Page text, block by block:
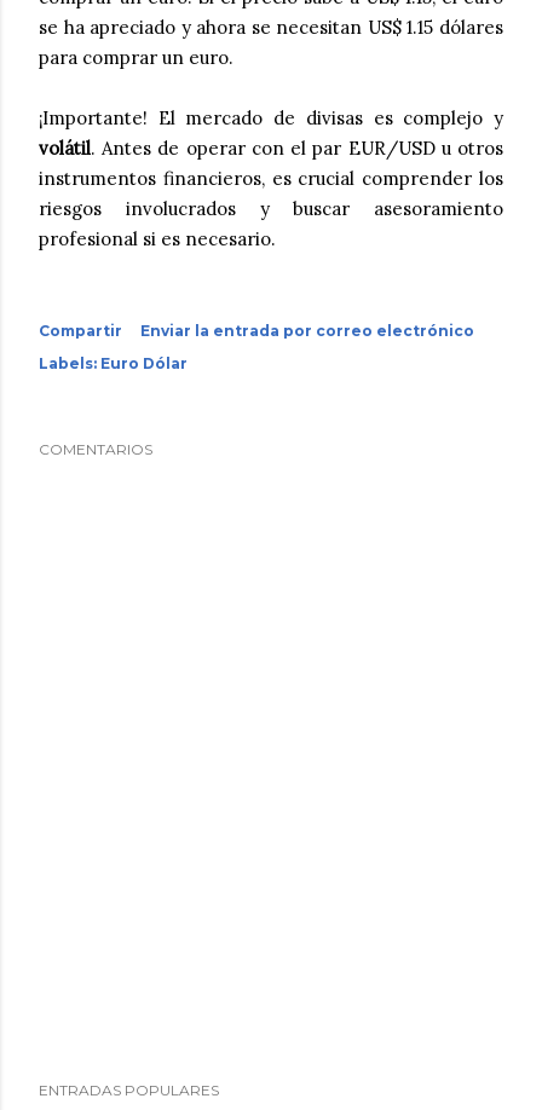
se ha apreciado y ahora se necesitan US$ 1.15 dólares
para comprar un euro.
¡Importante! El mercado de divisas es complejo y
volátil. Antes de operar con el par EUR/USD u otros
instrumentos financieros, es crucial comprender los
riesgos involucrados y buscar asesoramiento
profesional si es necesario.
Compartir
Enviar la entrada por correo electrónico
Labels: Euro Dólar
COMENTARIOS
ENTRADAS POPULARES